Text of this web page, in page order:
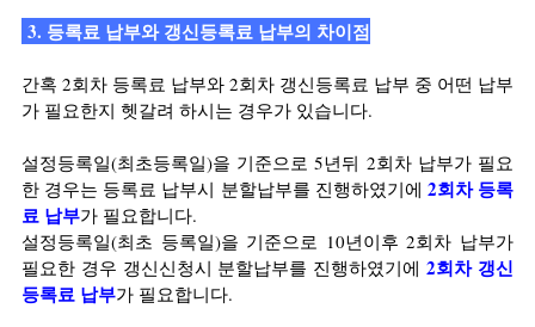
3. 등록료 납부와 갱신등록료 납부의 차이점
간혹 2회차 등록료 납부와 2회차 갱신등록료 납부 중 어떤 납부
가 필요한지 헷갈려 하시는 경우가 있습니다.
설정등록일(최초등록일)을 기준으로 5년뒤 2회차 납부가 필요
한 경우는 등록료 납부시 분할납부를 진행하였기에 2회차 등록
료 납부가 필요합니다.
설정등록일(최초 등록일)을 기준으로 10년이후 2회차 납부가
필요한 경우 갱신신청시 분할납부를 진행하였기에 2회차 갱신
등록료 납부가 필요합니다.